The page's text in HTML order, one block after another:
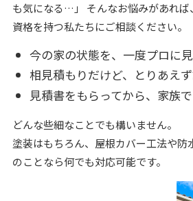
も気になる…」 そんなお悩みがあれ
資格を持つ私たちにご相談ください。
今の家の状態を、一度プロに
相見積もりだけど、とりあえ
見積書をもらってから、家族
どんな些細なことでも構いません。
塗装はもちろん、屋根カバー工法や防
のことなら何でも対応可能です。